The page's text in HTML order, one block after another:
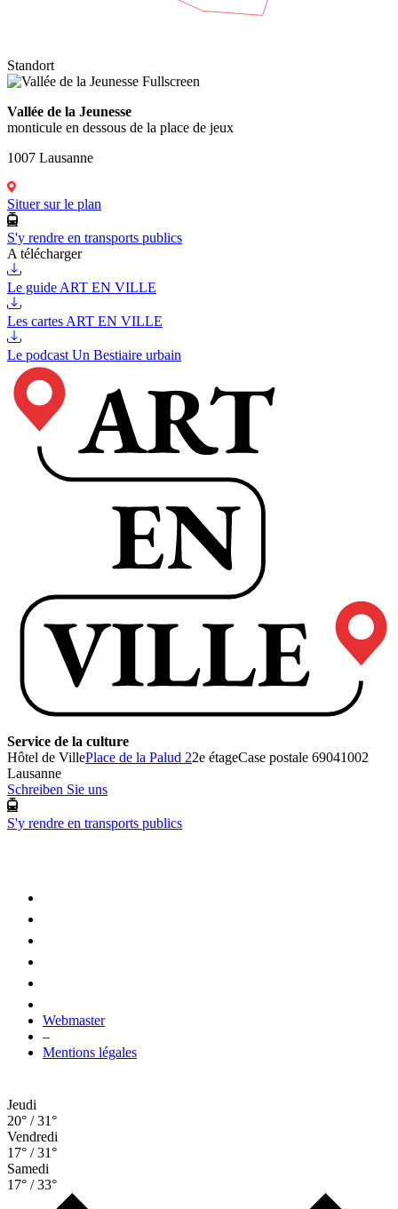
Standort
Fullscreen
Vallée de la Jeunesse
monticule en dessous de la place de jeux
1007 Lausanne
Situer sur le plan
S'y rendre en transports publics
A télécharger
Le guide ART EN VILLE
Les cartes ART EN VILLE
Le podcast Un Bestiaire urbain
Service de la culture
Hôtel de VillePlace de la Palud 22e étageCase postale 69041002
Lausanne
Schreiben Sie uns
S'y rendre en transports publics
Webmaster
–
Mentions légales
Jeudi
20° / 31°
Vendredi
17° / 31°
Samedi
17° / 33°